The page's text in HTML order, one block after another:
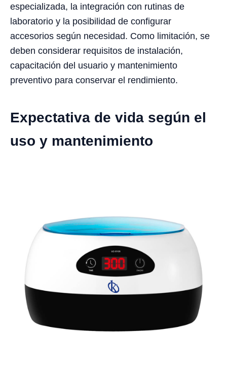
especializada, la integración con rutinas de
laboratorio y la posibilidad de configurar
accesorios según necesidad. Como limitación, se
deben considerar requisitos de instalación,
capacitación del usuario y mantenimiento
preventivo para conservar el rendimiento.
Expectativa de vida según el
uso y mantenimiento